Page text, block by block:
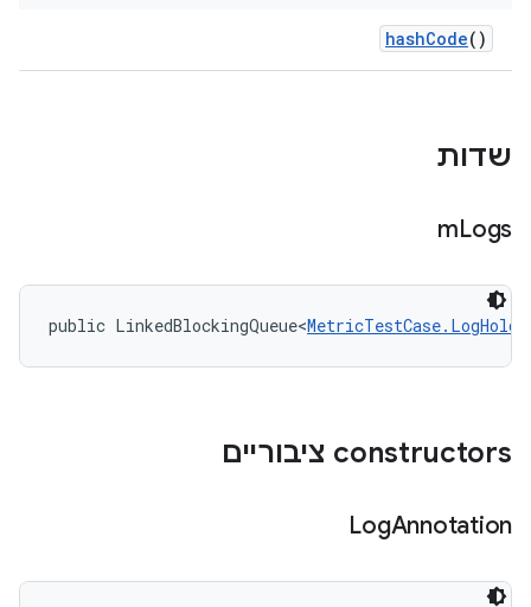
hashCode()
שדות
mLogs
public LinkedBlockingQueue<
‫constructors ציבוריים
LogAnnotation